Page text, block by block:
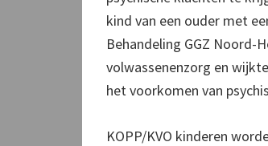
kind van een ouder met
Behandeling GGZ Noord-
volwassenenzorg en
het voorkomen van
KOPP/KVO kinderen